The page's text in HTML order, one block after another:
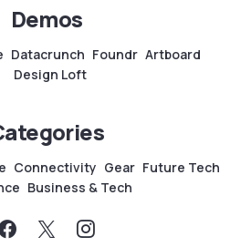
Demos
Datacrunch Foundr Artboard
Design Loft
Connectivity Gear Future Tech
Business & Tech